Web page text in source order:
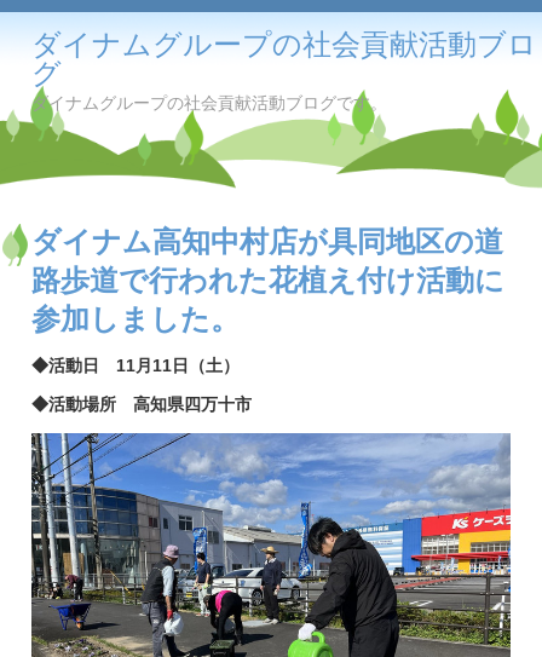
ダイナムグループの社会貢献活動ブロ
グ
ダイナムグループの社会貢献活動ブログです。
ダイナム高知中村店が具同地区の道
路歩道で行われた花植え付け活動に
参加しました。
◆活動日 11月11日（土）
◆活動場所 高知県四万十市